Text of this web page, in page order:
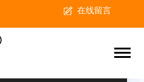
在线留言